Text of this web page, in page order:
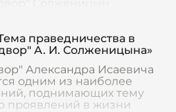
и мно
праведничества в
А. И. Солженицына»
Александра Исаевича
одним из наиболее
поднимающих тему
проявлений в жизни